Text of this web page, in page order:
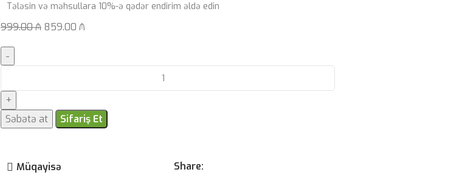
Tələsin və məhsullara 10%-ə qədər endirim əldə edin
999.00₼ 859.00 ₼
Səbətə at Sifariş Et
Müqayisə
Share: